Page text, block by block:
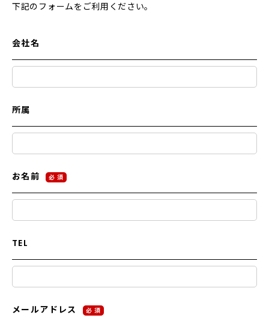
下記のフォームをご利用ください。
会社名
所属
お名前 必 須
TEL
メールアドレス 必 須